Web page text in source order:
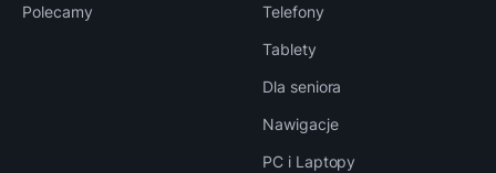
Polecamy
Telefony
Tablety
Dla seniora
Nawigacje
PC i Laptopy